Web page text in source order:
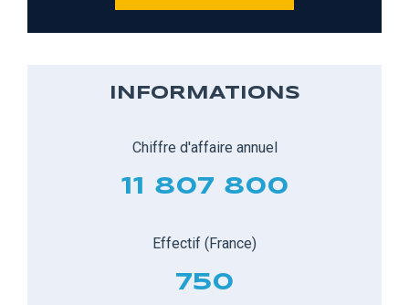
INFORMATIONS
Chiffre d'affaire annuel
11 807 800
Effectif (France)
750